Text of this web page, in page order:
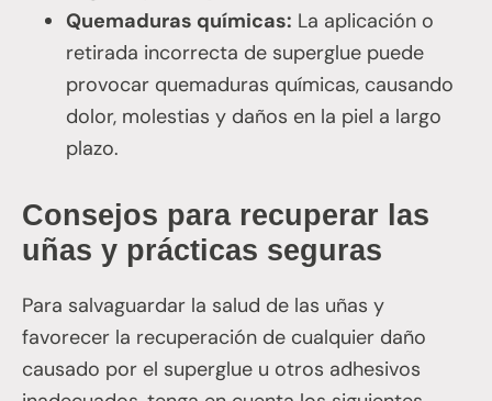
Quemaduras químicas: La aplicación o
retirada incorrecta de superglue puede
provocar quemaduras químicas, causando
dolor, molestias y daños en la piel a largo
plazo.
Consejos para recuperar las
uñas y prácticas seguras
Para salvaguardar la salud de las uñas y
favorecer la recuperación de cualquier daño
causado por el superglue u otros adhesivos